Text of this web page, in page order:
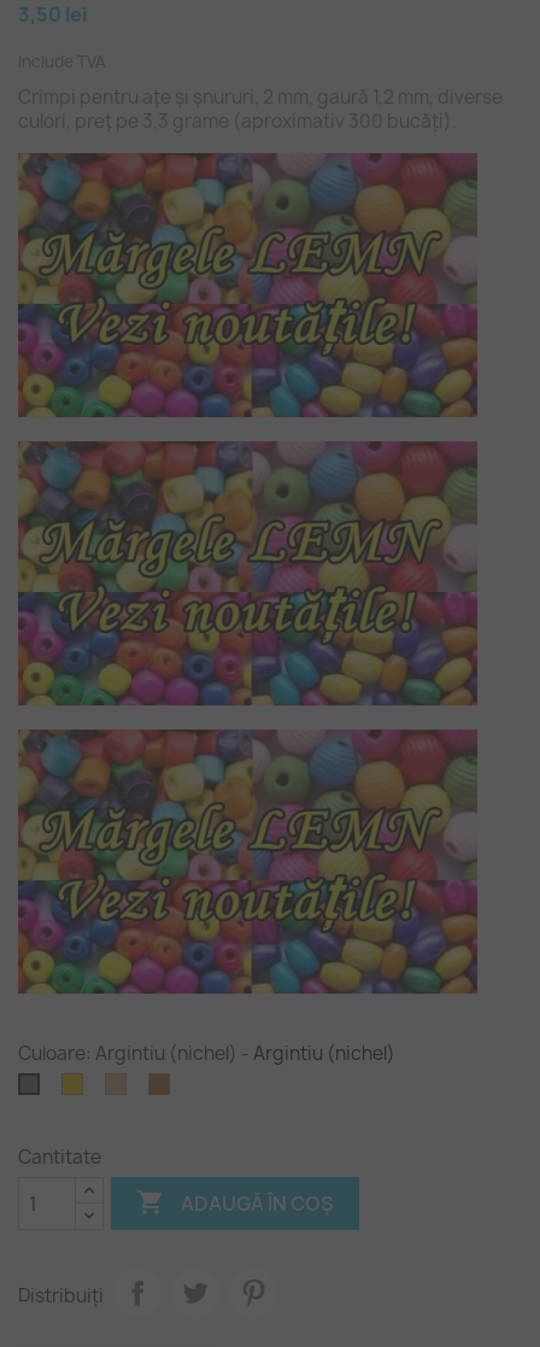
3,50 lei
Include TVA
Crimpi pentru ațe și șnururi, 2 mm, gaură 1,2 mm, diverse
culori, preț pe 3,3 grame (aproximativ 300 bucăți).
Culoare: Argintiu (nichel) -Argintiu (nichel)
Cantitate
 ADAUGĂ ÎN COȘ
Distribuiți